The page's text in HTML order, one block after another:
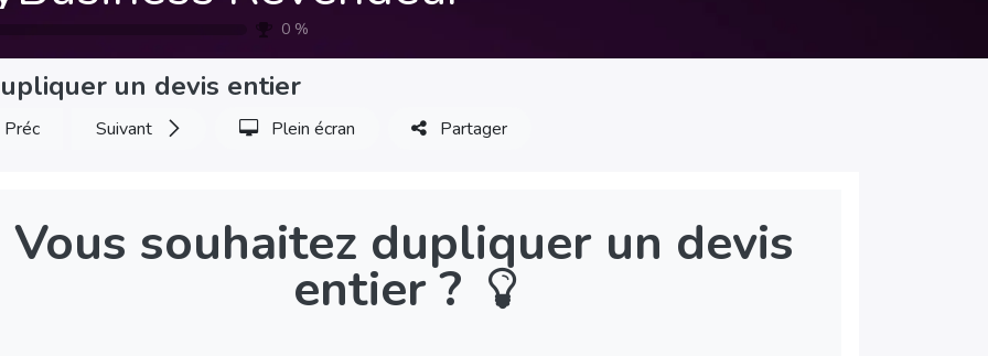
0 %
un devis entier
Préc Suivant Plein écran Partager
Vous souhaitez dupliquer un devis
entier ?